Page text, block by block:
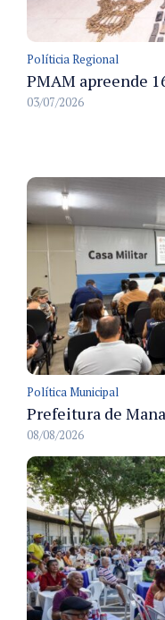
Políticia Regional
03/07/2026
Política Municipal
08/08/2026